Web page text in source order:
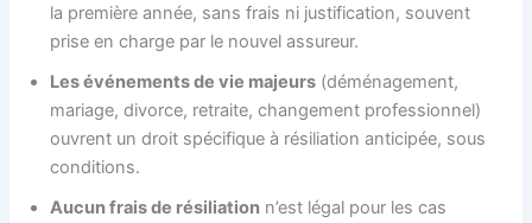
la première année, sans frais ni justification, souvent
prise en charge par le nouvel assureur.
Les événements de vie majeurs (déménagement,
mariage, divorce, retraite, changement professionnel)
ouvrent un droit spécifique à résiliation anticipée, sous
conditions.
Aucun frais de résiliation n’est légal pour les cas